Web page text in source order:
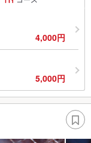
4,000円
5,000円